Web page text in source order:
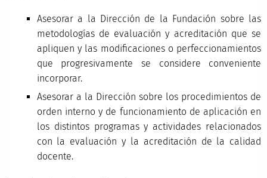
Asesorar a la Dirección de la Fundación sobre las
metodologías de evaluación y acreditación que se
apliquen y las modificaciones o perfeccionamientos
que progresivamente se considere conveniente
incorporar.
Asesorar a la Dirección sobre los procedimientos de
orden interno y de funcionamiento de aplicación en
los distintos programas y actividades relacionados
con la evaluación y la acreditación de la calidad
docente.